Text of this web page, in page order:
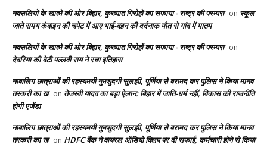
नक्सलियों के खात्मे की ओर बिहार, कुख्यात गिरोहों का सफाया - राष्ट्र की परम्परा on स्कूल
जाते समय कंबाइन की चपेट में आए भाई-बहन की दर्दनाक मौत से गांव में मातम
नक्सलियों के खात्मे की ओर बिहार, कुख्यात गिरोहों का सफाया - राष्ट्र की परम्परा on
देवरिया की बेटी पल्लवी राय ने रचा इतिहास
नाबालिग छात्राओं की रहस्यमयी गुमशुदगी सुलझी, पूर्णिया से बरामद कर पुलिस ने किया मानव
तस्करी का ख on तेजस्वी यादव का बड़ा ऐलान: बिहार में जाति-धर्म नहीं, विकास की राजनीति
होगी एजेंडा
नाबालिग छात्राओं की रहस्यमयी गुमशुदगी सुलझी, पूर्णिया से बरामद कर पुलिस ने किया मानव
तस्करी का ख on HDFC बैंक ने वायरल ऑडियो क्लिप पर दी सफाई, कर्मचारी होने से किया